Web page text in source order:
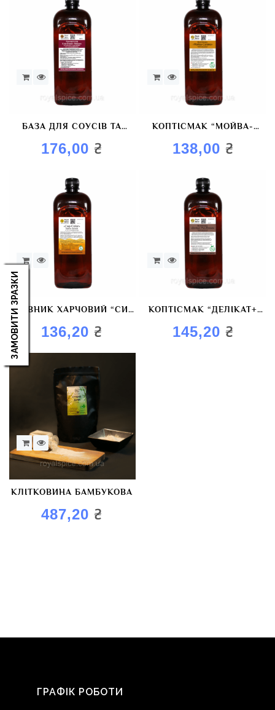
ЗАМОВИТИ ЗРАЗКИ
БАЗА ДЛЯ СОУСІВ ТА
МАРИНАДІВ “АРОМАГОЛД
ВИШНЯ”
176,00₴
КОПТІСМАК “МОЙВА-
САЛАКА” БАРВНИК
КОПТИЛЬНИЙ
138,00 ₴
БАРВНИК ХАРЧОВИЙ “СИР
COLOR”
136,20₴
КОПТІСМАК “ДЕЛІКАТ+
BROWN” БАРВНИК
КОПТИЛЬНИЙ
145,20 ₴
КЛІТКОВИНА БАМБУКОВА
487,20₴
ГРАФІК РОБОТИ